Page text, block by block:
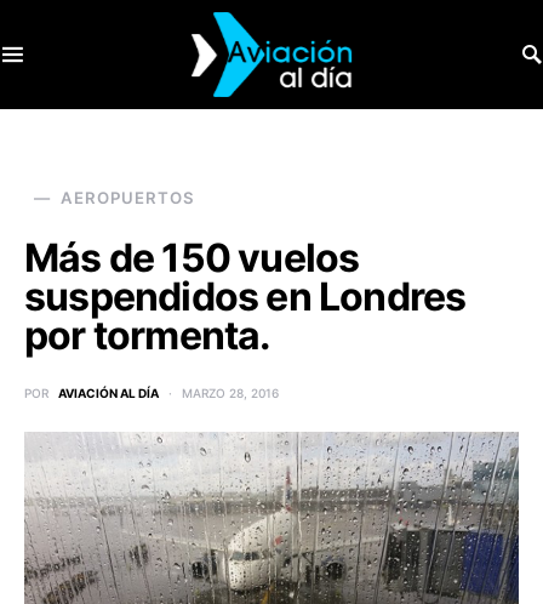
AEROPUERTOS
Más de 150 vuelos
suspendidos en Londres
por tormenta.
POR AVIACIÓN AL DÍA MARZO 28, 2016